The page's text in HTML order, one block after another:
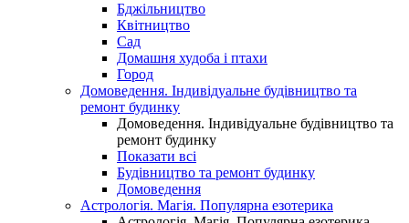
Бджільництво
Квітництво
Сад
Домашня худоба і птахи
Город
Домоведення. Індивідуальне будівництво та
ремонт будинку
Домоведення. Індивідуальне будівництво та
ремонт будинку
Показати всі
Будівництво та ремонт будинку
Домоведення
Астрологія. Магія. Популярна езотерика